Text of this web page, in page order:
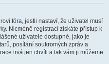
fóra, jestli nastaví, že uživatel musí
Nicméně registrací získáte přístup k
uživatele dostupné, jako je
posílání soukromých zpráv a
trvá jen chvíli a tak vám ji můžeme